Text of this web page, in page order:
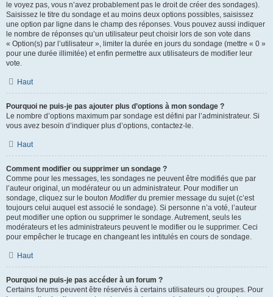
le voyez pas, vous n’avez probablement pas le droit de créer des sondages).
Saisissez le titre du sondage et au moins deux options possibles, saisissez
une option par ligne dans le champ des réponses. Vous pouvez aussi indiquer
le nombre de réponses qu’un utilisateur peut choisir lors de son vote dans
« Option(s) par l’utilisateur », limiter la durée en jours du sondage (mettre « 0 »
pour une durée illimitée) et enfin permettre aux utilisateurs de modifier leur
vote.
Haut
Pourquoi ne puis-je pas ajouter plus d’options à mon sondage ?
Le nombre d’options maximum par sondage est défini par l’administrateur. Si
vous avez besoin d’indiquer plus d’options, contactez-le.
Haut
Comment modifier ou supprimer un sondage ?
Comme pour les messages, les sondages ne peuvent être modifiés que par
l’auteur original, un modérateur ou un administrateur. Pour modifier un
sondage, cliquez sur le bouton Modifierdu premier message du sujet (c’est
toujours celui auquel est associé le sondage). Si personne n’a voté, l’auteur
peut modifier une option ou supprimer le sondage. Autrement, seuls les
modérateurs et les administrateurs peuvent le modifier ou le supprimer. Ceci
pour empêcher le trucage en changeant les intitulés en cours de sondage.
Haut
Pourquoi ne puis-je pas accéder à un forum ?
Certains forums peuvent être réservés à certains utilisateurs ou groupes. Pour